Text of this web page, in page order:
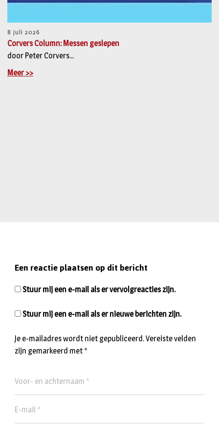
8 juli 2026
Corvers Column: Messen geslepen
door Peter Corvers...
Meer >>
Een reactie plaatsen op dit bericht
Je e-mailadres wordt niet gepubliceerd.Vereiste velden
zijn gemarkeerd met *
Stuur mij een e-mail als er vervolgreacties zijn.
Stuur mij een e-mail als er nieuwe berichten zijn.